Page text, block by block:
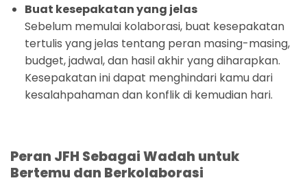
Buat kesepakatan yang jelas
Sebelum memulai kolaborasi, buat kesepakatan
tertulis yang jelas tentang peran masing-masing,
budget, jadwal, dan hasil akhir yang diharapkan.
Kesepakatan ini dapat menghindari kamu dari
kesalahpahaman dan konflik di kemudian hari.
Peran JFH Sebagai Wadah untuk
Bertemu dan Berkolaborasi